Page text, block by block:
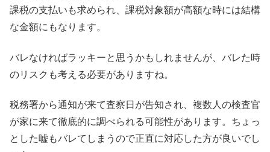
課税の支払いも求められ、課税対象額が高額な時には結構
な金額にもなります。
バレなければラッキーと思うかもしれませんが、バレた時
のリスクも考える必要がありますね。
税務署から通知が来て査察日が告知され、複数人の検査官
が家に来て徹底的に調べられる可能性があります。ちょっ
とした嘘もバレてしまうので正直に対応した方が良いでし